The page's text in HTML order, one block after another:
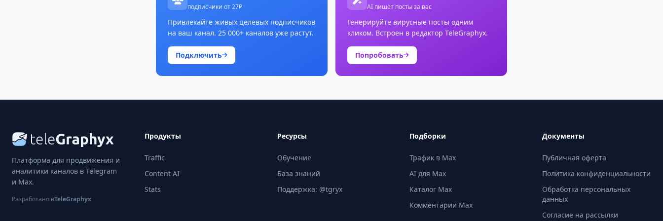
подписчики от 27₽
Привлекайте живых целевых подписчиков
на ваш канал. 25 000+ каналов уже растут.
Подключить
AI пишет посты за вас
Генерируйте вирусные посты одним
кликом. Встроен в редактор TeleGraphyx.
Попробовать
Платформа для продвижения и
аналитики каналов в Telegram
и Max.
Разработано вTeleGraphyx
Продукты
Traffic
Content AI
Stats
Ресурсы
Обучение
База знаний
Поддержка: @tgryx
Подборки
Трафик в Max
AI для Max
Каталог Max
Комментарии Max
Документы
Публичная оферта
Политика конфиденциальности
Обработка персональных
данных
Согласие на рассылки